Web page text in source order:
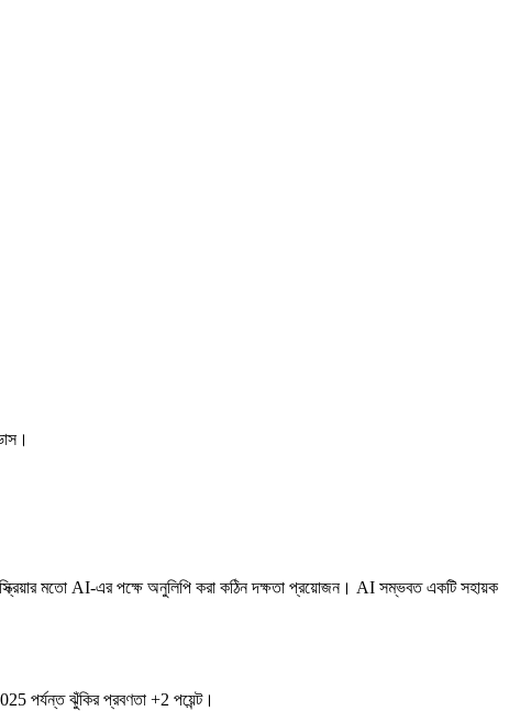
মতো AI-এর পক্ষে অনুলিপি করা কঠিন দক্ষতা প্রয়োজন। AI সম্ভবত একটি সহায়ক
পর্যন্ত ঝুঁকির প্রবণতা +2 পয়েন্ট।